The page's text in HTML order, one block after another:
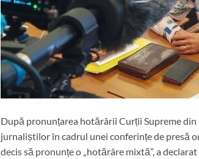
După pronunțarea hotărârii Curții Supreme
jurnaliștilor în cadrul unei conferințe de presă
decis să pronunțe o „hotărâre mixtă”, a